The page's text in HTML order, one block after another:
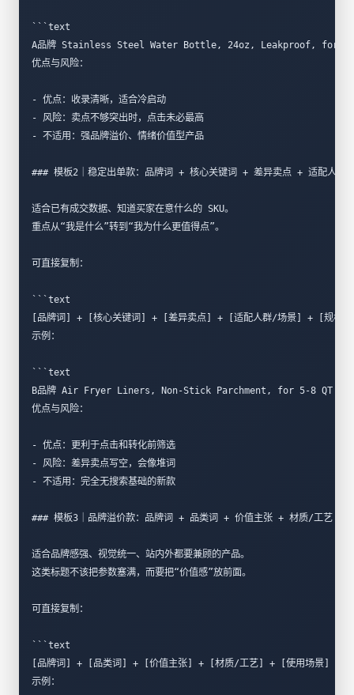
```text
A品牌 Stainless Steel Water Bottle, 24oz, Leakproof, for
优点与风险：
- 优点：收录清晰，适合冷启动
- 风险：卖点不够突出时，点击未必最高
- 不适用：强品牌溢价、情绪价值型产品
### 模板2｜稳定出单款：品牌词 + 核心关键词 + 差异卖点 + 适配人群
适合已有成交数据、知道买家在意什么的 SKU。
重点从“我是什么”转到“我为什么更值得点”。
可直接复制：
```text
[品牌词] + [核心关键词] + [差异卖点] + [适配人群/场景] + [规格]
示例：
```text
B品牌 Air Fryer Liners, Non-Stick Parchment, for 5-8 QT
优点与风险：
- 优点：更利于点击和转化前筛选
- 风险：差异卖点写空，会像堆词
- 不适用：完全无搜索基础的新款
### 模板3｜品牌溢价款：品牌词 + 品类词 + 价值主张 + 材质/工艺 +
适合品牌感强、视觉统一、站内外都要兼顾的产品。
这类标题不该把参数塞满，而要把“价值感”放前面。
可直接复制：
```text
[品牌词] + [品类词] + [价值主张] + [材质/工艺] + [使用场景]
示例：